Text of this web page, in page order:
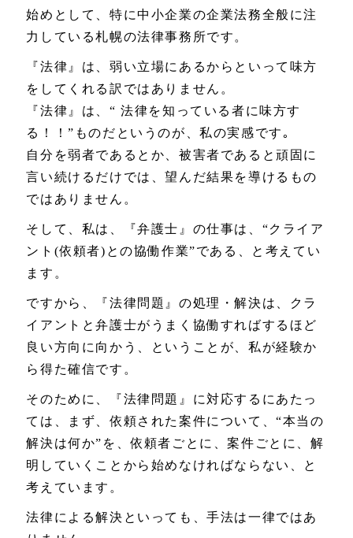
始めとして、特に中小企業の企業法務全般に注
力している札幌の法律事務所です。
『法律』は、弱い立場にあるからといって味方
をしてくれる訳ではありません。
『法律』は、“ 法律を知っている者に味方す
る！！”ものだというのが、私の実感です｡
自分を弱者であるとか、被害者であると頑固に
言い続けるだけでは、望んだ結果を導けるもの
ではありません。
そして、私は、『弁護士』の仕事は、“クライア
ント(依頼者)との協働作業”である、と考えてい
ます。
ですから、『法律問題』の処理・解決は、クラ
イアントと弁護士がうまく協働すればするほど
良い方向に向かう、ということが、私が経験か
ら得た確信です。
そのために、『法律問題』に対応するにあたっ
ては、まず、依頼された案件について、“本当の
解決は何か”を、依頼者ごとに、案件ごとに、解
明していくことから始めなければならない、と
考えています。
法律による解決といっても、手法は一律ではあ